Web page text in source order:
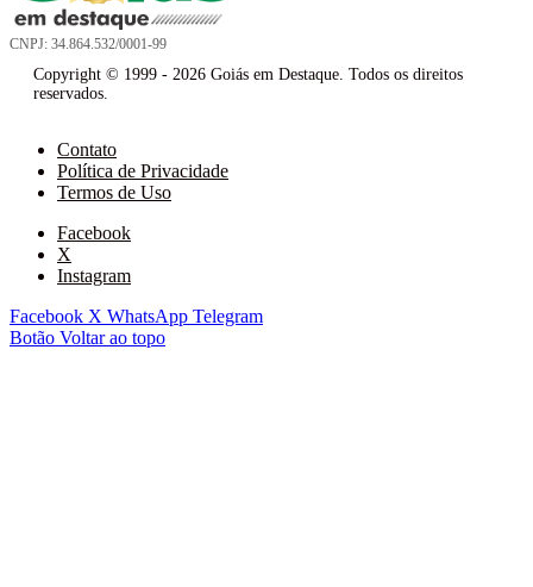
CNPJ: 34.864.532/0001-99
Copyright © 1999 - 2026 Goiás em Destaque. Todos os direitos
reservados.
Contato
Política de Privacidade
Termos de Uso
Facebook
X
Instagram
Facebook X WhatsApp Telegram
Botão Voltar ao topo